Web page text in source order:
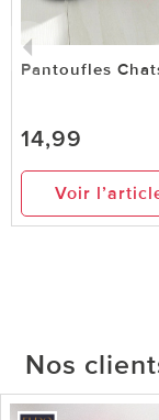
Pantoufles
14,99
Voir
Nos